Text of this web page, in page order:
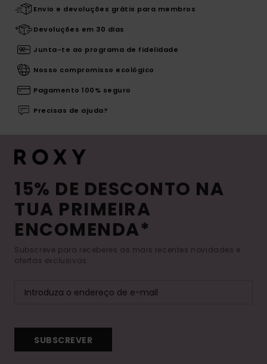
Envio e devoluções grátis para membros
Devoluções em 30 dias
Junta-te ao programa de fidelidade
Nosso compromisso ecológico
Pagamento 100% seguro
Precisas de ajuda?
15% DE DESCONTO NA
TUA PRIMEIRA
ENCOMENDA*
Subscreve para receberes as mais recentes novidades e
ofertas exclusivas.
SUBSCREVER